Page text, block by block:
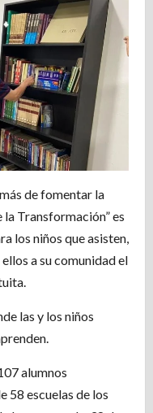
de fomentar la
Transformación” es
los niños que asisten,
a su comunidad el
las y los niños
alumnos
58 escuelas de los